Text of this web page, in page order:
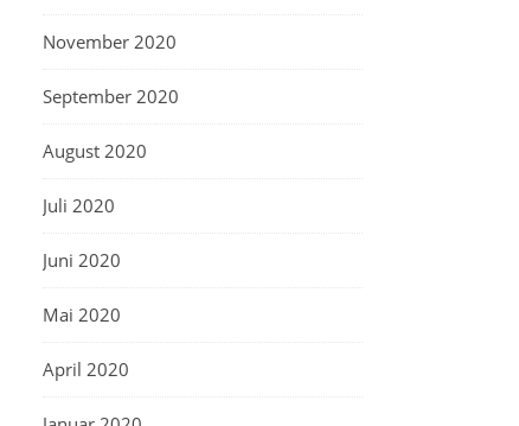
November 2020
September 2020
August 2020
Juli 2020
Juni 2020
Mai 2020
April 2020